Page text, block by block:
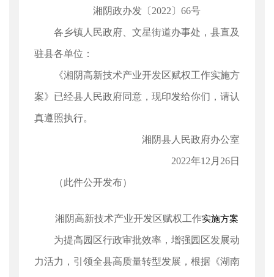
湘阴政办发〔2022〕66号
各乡镇人民政府、文星街道办事处，县直及
驻县各单位：
《湘阴高新技术产业开发区赋权工作实施方
案》已经县人民政府同意，现印发给你们，请认
真遵照执行。
湘阴县人民政府办公室
2022年12月26日
（此件公开发布）
湘阴高新技术产业开发区赋权工作实施方案
为提高园区行政审批效率，增强园区发展动
力活力，引领全县高质量转型发展，根据《湖南